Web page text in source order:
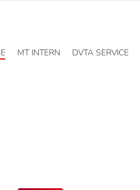
MT INTERN DVTA SERVICE